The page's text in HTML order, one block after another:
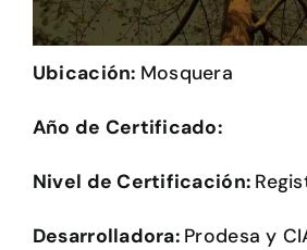
Herramientas
Credenciales
Ubicación: Mosquera
Año de Certificado:
Nivel de Certificación:
Desarrolladora: Prodesa y